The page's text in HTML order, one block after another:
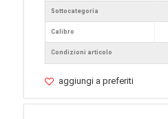
Sottocategoria
Calibro
Condizioni articolo
aggiungi a preferiti